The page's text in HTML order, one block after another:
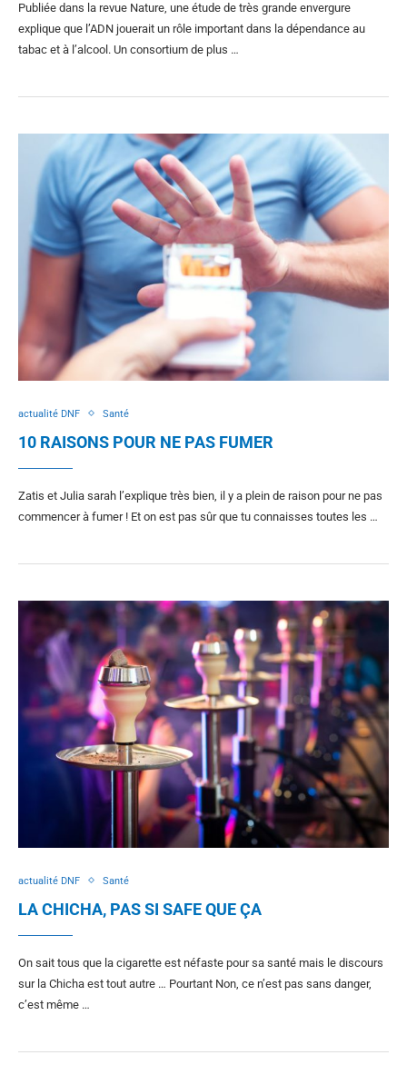
Publiée dans la revue Nature, une étude de très grande envergure
explique que l’ADN jouerait un rôle important dans la dépendance au
tabac et à l’alcool. Un consortium de plus …
actualité DNF Santé
10 RAISONS POUR NE PAS FUMER
Zatis et Julia sarah l’explique très bien, il y a plein de raison pour ne pas
commencer à fumer ! Et on est pas sûr que tu connaisses toutes les …
actualité DNF Santé
LA CHICHA, PAS SI SAFE QUE ÇA
On sait tous que la cigarette est néfaste pour sa santé mais le discours
sur la Chicha est tout autre … Pourtant Non, ce n’est pas sans danger,
c’est même …